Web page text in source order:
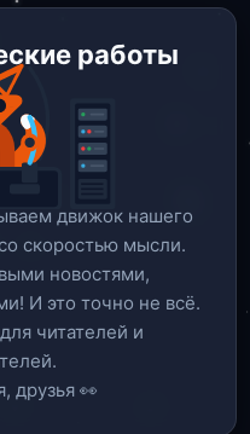
работы
движок нашего
скоростью мысли.
новостями,
И это точно не всё.
читателей и
друзья 👀